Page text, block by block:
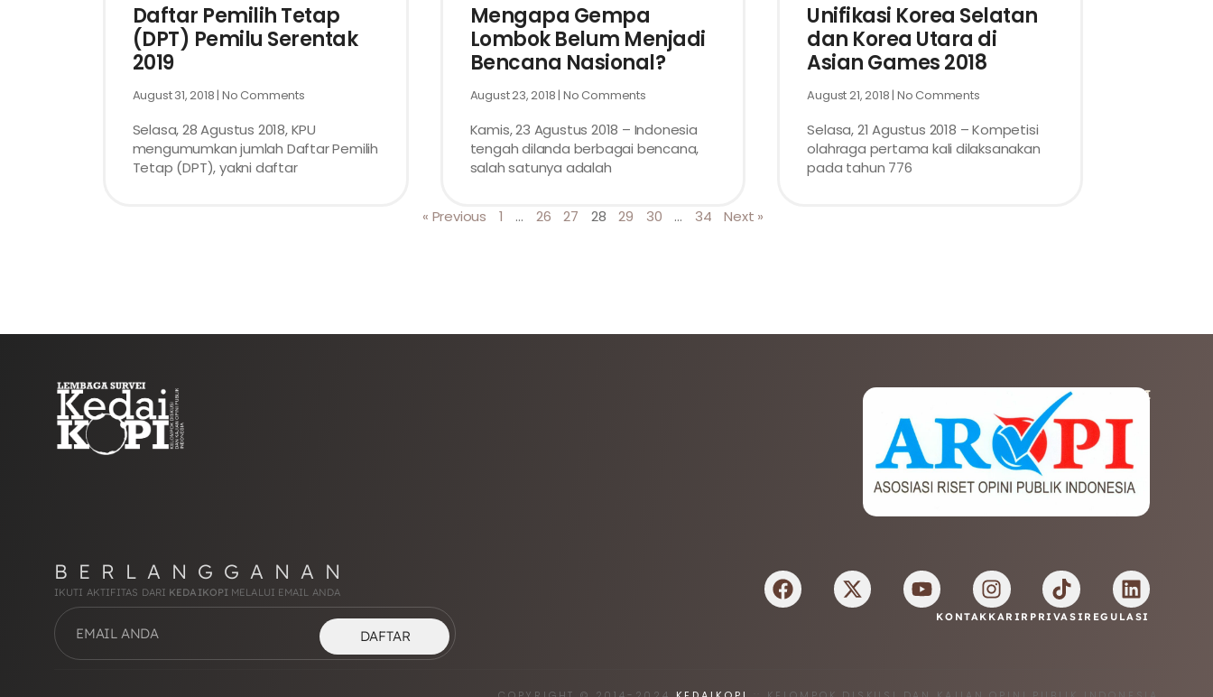
Daftar Pemilih Tetap
(DPT) Pemilu Serentak
2019
August 31, 2018 No Comments
Selasa, 28 Agustus 2018, KPU
mengumumkan jumlah Daftar Pemilih
Tetap (DPT), yakni daftar
Mengapa Gempa
Lombok Belum Menjadi
Bencana Nasional?
August 23, 2018 No Comments
Kamis, 23 Agustus 2018 – Indonesia
tengah dilanda berbagai bencana,
salah satunya adalah
Unifikasi Korea Selatan
dan Korea Utara di
Asian Games 2018
August 21, 2018 No Comments
Selasa, 21 Agustus 2018 – Kompetisi
olahraga pertama kali dilaksanakan
pada tahun 776
« Previous 1 … 26 27 28 29 30 … 34 Next »
BERLANGGANAN
IKUTI AKTIFITAS DARI KEDAIKOPI MELALUI EMAIL ANDA
DAFTAR
AFILIASI
KONTAK KARIR PRIVASI REGULASI